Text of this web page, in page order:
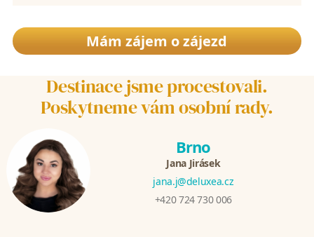
Mám zájem o zájezd
Destinace jsme procestovali.
Poskytneme vám osobní rady.
Brno
Jana Jirásek
jana.j@deluxea.cz
+420 724 730 006